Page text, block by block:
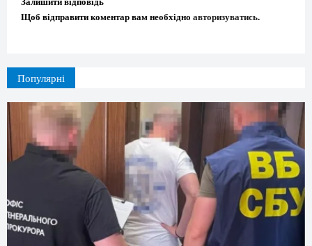
Щоб відправити коментар вам необхідно авторизуватись.
Популярні